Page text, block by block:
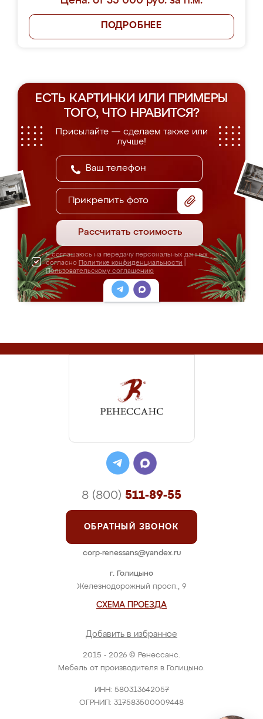
ПОДРОБНЕЕ
ЕСТЬ КАРТИНКИ ИЛИ ПРИМЕРЫ
ТОГО, ЧТО НРАВИТСЯ?
Присылайте — сделаем также или
лучше!
Прикрепить фото
Рассчитать стоимость
Я соглашаюсь на передачу персональных данных
согласно Политике конфиденциальности
Пользовательскому соглашению
2015 - 2026 © Ренессанс.
Мебель от производителя в Голицыно.
ИНН: 580313642057
ОГРНИП: 317583500009448
г. Голицыно
Железнодорожный просп., 9
СХЕМА ПРОЕЗДА
Добавить в избранное
8 (800) 511-89-55
ОБРАТНЫЙ ЗВОНОК
corp-renessans@yandex.ru